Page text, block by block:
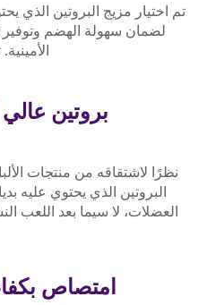
لضمان سهولة الهضم وتوفير
بروتين
نظرًا لاشتقاقه من منتجات
العضلات، لا سيما بعد اللعب
امتصاص